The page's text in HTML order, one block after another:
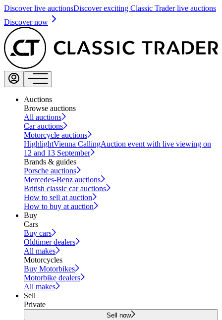
Discover live auctionsDiscover exciting Classic Trader live auctions
Discover now
Auctions
Browse auctions
All auctions
Car auctions
Motorcycle auctions
HighlightVienna CallingAuction event with live viewing on
12 and 13 September
Brands & guides
Porsche auctions
Mercedes-Benz auctions
British classic car auctions
How to sell at auction
How to buy at auction
Buy
Cars
Buy cars
Oldtimer dealers
All makes
Motorcycles
Buy Motorbikes
Motorbike dealers
All makes
Sell
Private
Sell now